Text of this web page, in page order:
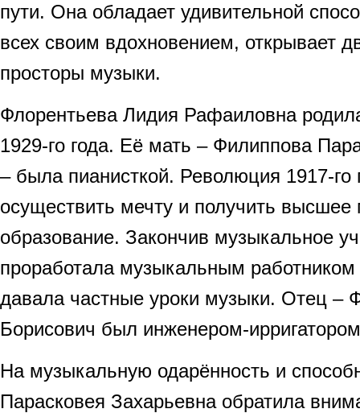
пути. Она обладает удивительной
всех своим вдохновением, открывает
просторы музыки.
Флорентьева Лидия Рафаиловна
1929-го года. Её мать – Филиппова
– была пианисткой. Революция 1917-го
осуществить мечту и получить высшее
образование. Закончив музыкальное
проработала музыкальным работником
давала частные уроки музыки. Отец –
Борисович был инженером-
На музыкальную одарённость и
Парасковея Захарьевна обратила